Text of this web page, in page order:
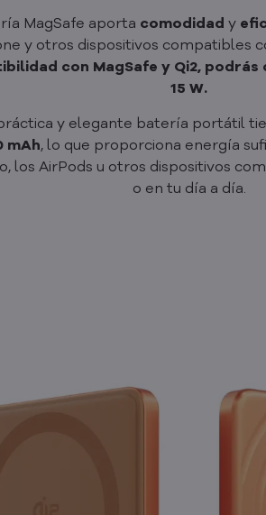
MagSafe aporta comodidad y
y otros dispositivos compatibles
con MagSafe y Qi2, podrás
15 W.
y elegante batería portátil
mAh, lo que proporciona energía
los AirPods u otros dispositivos
o en tu día a día.